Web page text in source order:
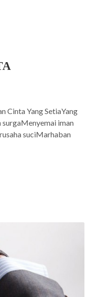
Cinta Yang SetiaYang
surgaMenyemai iman
suciMarhaban